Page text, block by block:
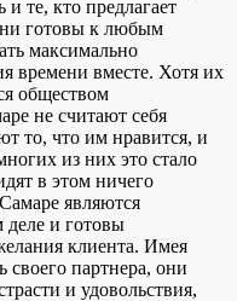
те, кто предлагает
готовы к любым
максимально
времени вместе. Хотя их
обществом
не считают себя
то, что им нравится, и
из них это стало
в этом ничего
являются
и готовы
клиента. Имея
своего партнера, они
и удовольствия,